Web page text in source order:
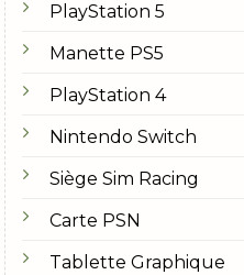
PlayStation 5
Manette PS5
PlayStation 4
Nintendo Switch
Siège Sim Racing
Carte PSN
Tablette Graphique